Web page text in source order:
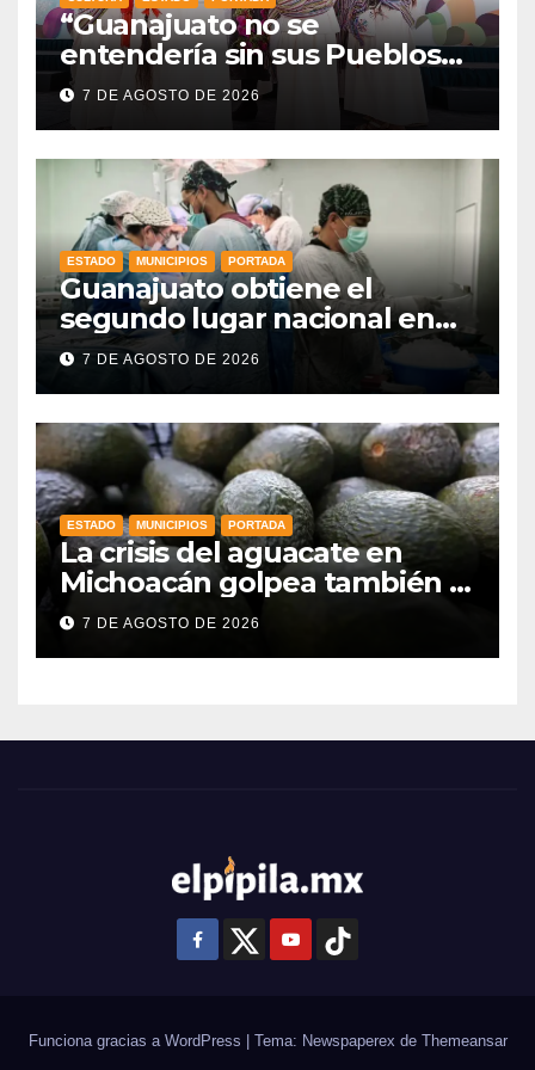
“Guanajuato no se
entendería sin sus Pueblos
Indígenas”: Libia Dennise
fortalece el orgullo del
7 DE AGOSTO DE 2026
ESTADO MUNICIPIOS PORTADA
Guanajuato obtiene el
segundo lugar nacional en
procuración de órganos
7 DE AGOSTO DE 2026
ESTADO MUNICIPIOS PORTADA
La crisis del aguacate en
Michoacán golpea también a
productores de Guanajuato
7 DE AGOSTO DE 2026
Funciona gracias a WordPress Tema: Newspaperex de Themeansar